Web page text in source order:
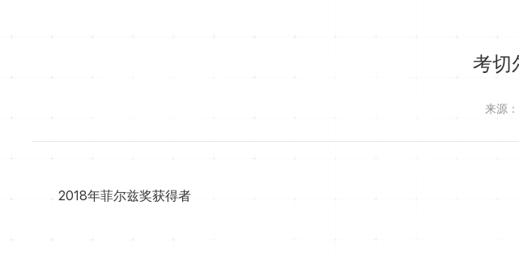
考切
来源：
2018年菲尔兹奖获得者